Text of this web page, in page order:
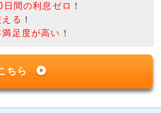
日間の利息ゼロ ！
る ！
満足度が高い ！
ちら